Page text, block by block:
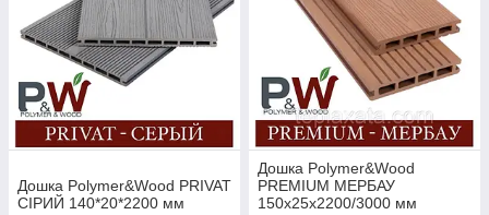
Дошка Polymer&Wood PRIVAT
СІРИЙ 140*20*2200 мм
Дошка Polymer&Wood
PREMIUM МЕРБАУ
150х25х2200/3000 мм